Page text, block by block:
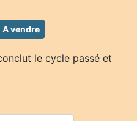
A vendre
le cycle passé et